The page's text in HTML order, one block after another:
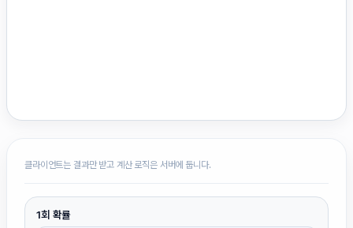
클라이언트는 결과만 받고 계산 로직은 서버에 둡니다.
1회 확률